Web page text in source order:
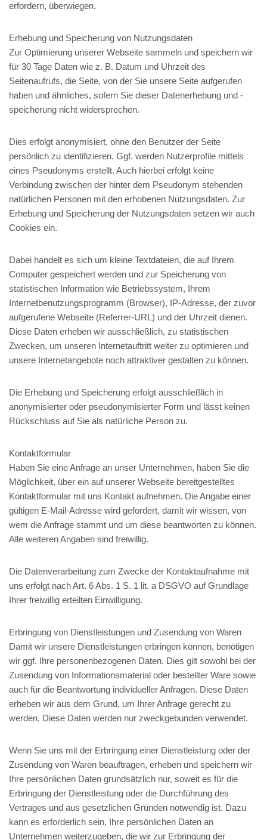
erfordern, überwiegen.
Erhebung und Speicherung von Nutzungsdaten
Zur Optimierung unserer Webseite sammeln und speichern wir
für 30 Tage Daten wie z. B. Datum und Uhrzeit des
Seitenaufrufs, die Seite, von der Sie unsere Seite aufgerufen
haben und ähnliches, sofern Sie dieser Datenerhebung und -
speicherung nicht widersprechen.
Dies erfolgt anonymisiert, ohne den Benutzer der Seite
persönlich zu identifizieren. Ggf. werden Nutzerprofile mittels
eines Pseudonyms erstellt. Auch hierbei erfolgt keine
Verbindung zwischen der hinter dem Pseudonym stehenden
natürlichen Personen mit den erhobenen Nutzungsdaten. Zur
Erhebung und Speicherung der Nutzungsdaten setzen wir auch
Cookies ein.
Dabei handelt es sich um kleine Textdateien, die auf Ihrem
Computer gespeichert werden und zur Speicherung von
statistischen Information wie Betriebssystem, Ihrem
Internetbenutzungsprogramm (Browser), IP-Adresse, der zuvor
aufgerufene Webseite (Referrer-URL) und der Uhrzeit dienen.
Diese Daten erheben wir ausschließlich, zu statistischen
Zwecken, um unseren Internetauftritt weiter zu optimieren und
unsere Internetangebote noch attraktiver gestalten zu können.
Die Erhebung und Speicherung erfolgt ausschließlich in
anonymisierter oder pseudonymisierter Form und lässt keinen
Rückschluss auf Sie als natürliche Person zu.
Kontaktformular
Haben Sie eine Anfrage an unser Unternehmen, haben Sie die
Möglichkeit, über ein auf unserer Webseite bereitgestelltes
Kontaktformular mit uns Kontakt aufnehmen. Die Angabe einer
gültigen E-Mail-Adresse wird gefordert, damit wir wissen, von
wem die Anfrage stammt und um diese beantworten zu können.
Alle weiteren Angaben sind freiwillig.
Die Datenverarbeitung zum Zwecke der Kontaktaufnahme mit
uns erfolgt nach Art. 6 Abs. 1 S. 1 lit. a DSGVO auf Grundlage
Ihrer freiwillig erteilten Einwilligung.
Erbringung von Dienstleistungen und Zusendung von Waren
Damit wir unsere Dienstleistungen erbringen können, benötigen
wir ggf. Ihre personenbezogenen Daten. Dies gilt sowohl bei der
Zusendung von Informationsmaterial oder bestellter Ware sowie
auch für die Beantwortung individueller Anfragen. Diese Daten
erheben wir aus dem Grund, um Ihrer Anfrage gerecht zu
werden. Diese Daten werden nur zweckgebunden verwendet.
Wenn Sie uns mit der Erbringung einer Dienstleistung oder der
Zusendung von Waren beauftragen, erheben und speichern wir
Ihre persönlichen Daten grundsätzlich nur, soweit es für die
Erbringung der Dienstleistung oder die Durchführung des
Vertrages und aus gesetzlichen Gründen notwendig ist. Dazu
kann es erforderlich sein, Ihre persönlichen Daten an
Unternehmen weiterzugeben, die wir zur Erbringung der